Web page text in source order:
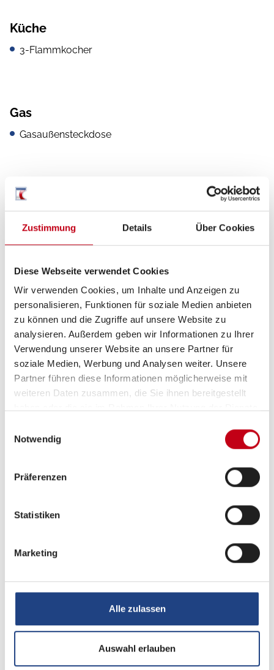
Zustimmung Details Über Cookies
Diese Webseite verwendet Cookies
Wir verwenden Cookies, um Inhalte und Anzeigen zu
personalisieren, Funktionen für soziale Medien anbieten
zu können und die Zugriffe auf unsere Website zu
analysieren. Außerdem geben wir Informationen zu Ihrer
Verwendung unserer Website an unsere Partner für
soziale Medien, Werbung und Analysen weiter. Unsere
Partner führen diese Informationen möglicherweise mit
weiteren Daten zusammen, die Sie ihnen bereitgestellt
Notwendig
Präferenzen
Statistiken
Marketing
Alle zulassen
Auswahl erlauben
Küche
3-Flammkocher
Gas
Gasaußensteckdose
Grundrissbeschreibung
Einzelbett ab 4 Schlafplätze
Schlafplätze 4
Sitzgruppe Rundsitzgruppe
Infrastruktur
Betten